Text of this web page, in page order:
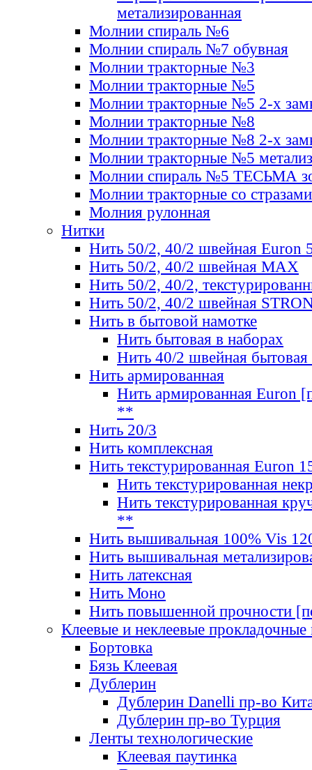
метализированная
Молнии спираль №6
Молнии спираль №7 обувная
Молнии тракторные №3
Молнии тракторные №5
Молнии тракторные №5 2-х
Молнии тракторные №8
Молнии тракторные №8 2-х
Молнии тракторные №5
Молнии спираль №5 ТЕСЬМА
Молнии тракторные со стразами
Молния рулонная
Нитки
Нить 50/2, 40/2 швейная Euron
Нить 50/2, 40/2 швейная МАХ
Нить 50/2, 40/2,
Нить 50/2, 40/2 швейная
Нить в бытовой намотке
Нить бытовая в наборах
Нить 40/2 швейная бытовая
Нить армированная
Нить армированная Euron
**
Нить 20/3
Нить комплексная
Нить текстурированная Euron
Нить текстурированная
Нить текстурированная
**
Нить вышивальная 100% Vis
Нить вышивальная
Нить латексная
Нить Моно
Нить повышенной прочности
Клеевые и неклеевые прокладочные
Бортовка
Бязь Клеевая
Дублерин
Дублерин Danelli пр-во
Дублерин пр-во Турция
Ленты технологические
Клеевая паутинка